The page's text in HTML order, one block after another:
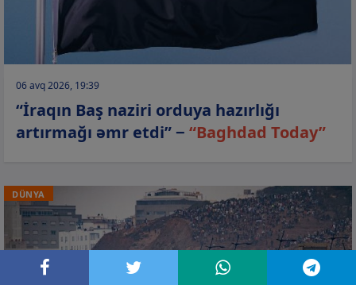
06 avq 2026, 19:39
“İraqın Baş naziri orduya hazırlığı
artırmağı əmr etdi” − “Baghdad Today”
DÜNYA